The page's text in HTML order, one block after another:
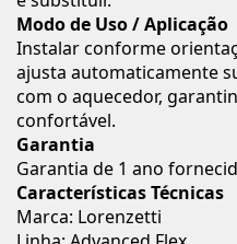
Modo de Uso / Aplicação
Instalar conforme
ajusta automaticamente
com o aquecedor,
confortável.
Garantia
Garantia de 1 ano
Características Técnicas
Marca: Lorenzetti